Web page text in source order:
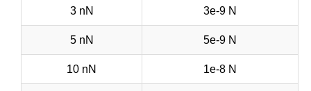
3 nN 3e-9 N
5 nN 5e-9 N
10 nN 1e-8 N